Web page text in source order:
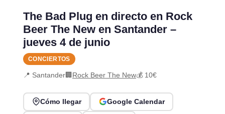
The Bad Plug en directo en Rock
Beer The New en Santander –
jueves 4 de junio
CONCIERTOS
📍 Santander🏢Rock Beer The New💰 10€
Cómo llegar Google Calendar